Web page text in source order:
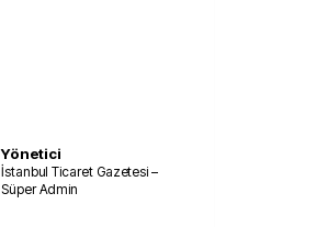
Yönetici
İstanbul Ticaret Gazetesi –
Süper Admin